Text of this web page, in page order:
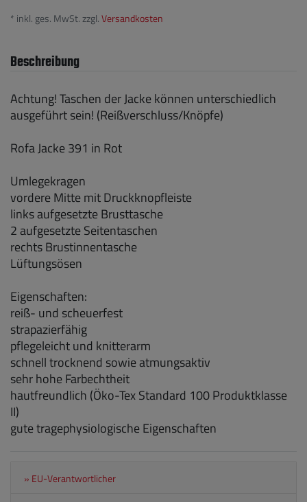
* inkl. ges. MwSt. zzgl.Versandkosten
Beschreibung
Achtung! Taschen der Jacke können unterschiedlich
ausgeführt sein! (Reißverschluss/Knöpfe)
Rofa Jacke 391 in Rot
Umlegekragen
vordere Mitte mit Druckknopfleiste
links aufgesetzte Brusttasche
2 aufgesetzte Seitentaschen
rechts Brustinnentasche
Lüftungsösen
Eigenschaften:
reiß- und scheuerfest
strapazierfähig
pflegeleicht und knitterarm
schnell trocknend sowie atmungsaktiv
sehr hohe Farbechtheit
hautfreundlich (Öko-Tex Standard 100 Produktklasse
II)
gute tragephysiologische Eigenschaften
» EU-Verantwortlicher